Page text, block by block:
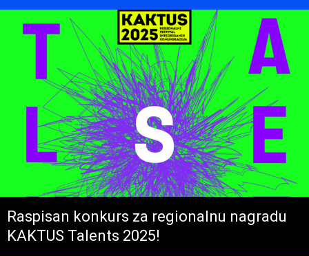
Raspisan konkurs za regionalnu nagradu
KAKTUS Talents 2025!